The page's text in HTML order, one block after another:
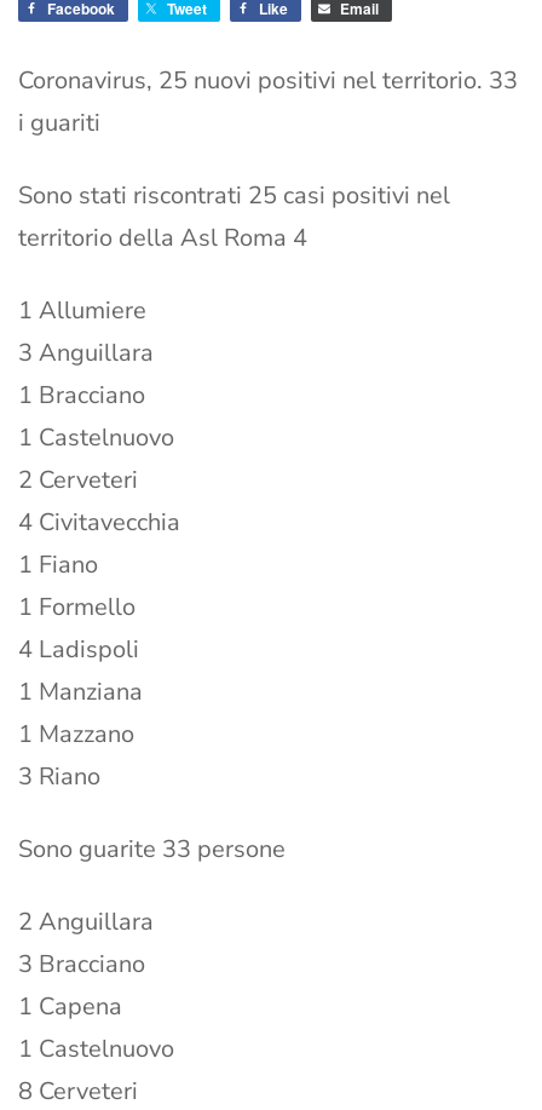
Facebook Tweet Like Email
Coronavirus, 25 nuovi positivi nel territorio. 33
i guariti
Sono stati riscontrati 25 casi positivi nel
territorio della Asl Roma 4
1 Allumiere
3 Anguillara
1 Bracciano
1 Castelnuovo
2 Cerveteri
4 Civitavecchia
1 Fiano
1 Formello
4 Ladispoli
1 Manziana
1 Mazzano
3 Riano
Sono guarite 33 persone
2 Anguillara
3 Bracciano
1 Capena
1 Castelnuovo
8 Cerveteri